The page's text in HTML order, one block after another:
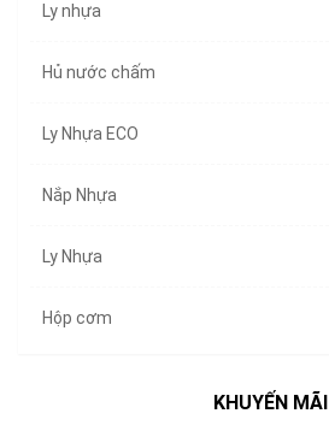
Ly nhựa
Hủ nước chấm
Ly Nhựa ECO
Nắp Nhựa
Ly Nhựa
Hộp cơm
KHUYẾN MÃI